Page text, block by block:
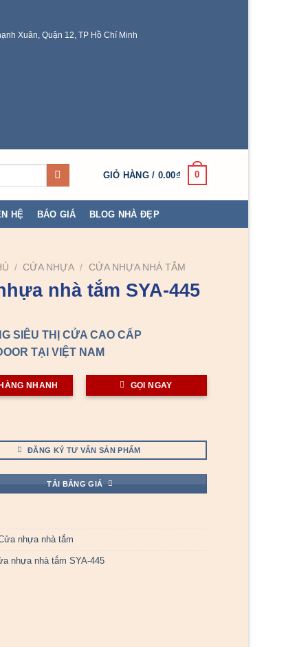
Xuân, Quận 12, TP Hồ Chí Minh
GIỎ HÀNG / 0.00₫ 0
HỆ BÁO GIÁ BLOG NHÀ ĐẸP
/ CỬA NHỰA / CỬA NHỰA NHÀ TẮM
nhà tắm SYA-445
SIÊU THỊ CỬA CAO CẤP
TẠI VIỆT NAM
NHANH GỌI NGAY
ĐĂNG KÝ TƯ VẤN SẢN PHẨM
TẢI BẢNG GIÁ
nhựa nhà tắm
nhựa nhà tắm SYA-445